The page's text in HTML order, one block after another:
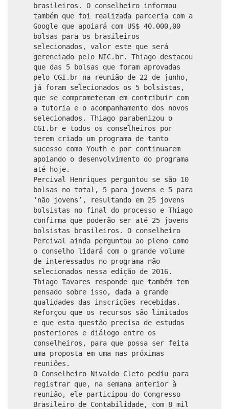
brasileiros. O conselheiro informou
também que foi realizada parceria com a
Google que apoiará com US$ 40.000,00
bolsas para os brasileiros
selecionados, valor este que será
gerenciado pelo NIC.br. Thiago destacou
que das 5 bolsas que foram aprovadas
pelo CGI.br na reunião de 22 de junho,
já foram selecionados os 5 bolsistas,
que se comprometeram em contribuir com
a tutoria e o acompanhamento dos novos
selecionados. Thiago parabenizou o
CGI.br e todos os conselheiros por
terem criado um programa de tanto
sucesso como Youth e por continuarem
apoiando o desenvolvimento do programa
até hoje.
Percival Henriques perguntou se são 10
bolsas no total, 5 para jovens e 5 para
‘não jovens’, resultando em 25 jovens
bolsistas no final do processo e Thiago
confirma que poderão ser até 25 jovens
bolsistas brasileiros. O conselheiro
Percival ainda perguntou ao pleno como
o conselho lidará com o grande volume
de interessados no programa não
selecionados nessa edição de 2016.
Thiago Tavares responde que também tem
pensado sobre isso, dada a grande
qualidades das inscrições recebidas.
Reforçou que os recursos são limitados
e que esta questão precisa de estudos
posteriores e diálogo entre os
conselheiros, para que possa ser feita
uma proposta em uma nas próximas
reuniões.
O Conselheiro Nivaldo Cleto pediu para
registrar que, na semana anterior à
reunião, ele participou do Congresso
Brasileiro de Contabilidade, com 8 mil